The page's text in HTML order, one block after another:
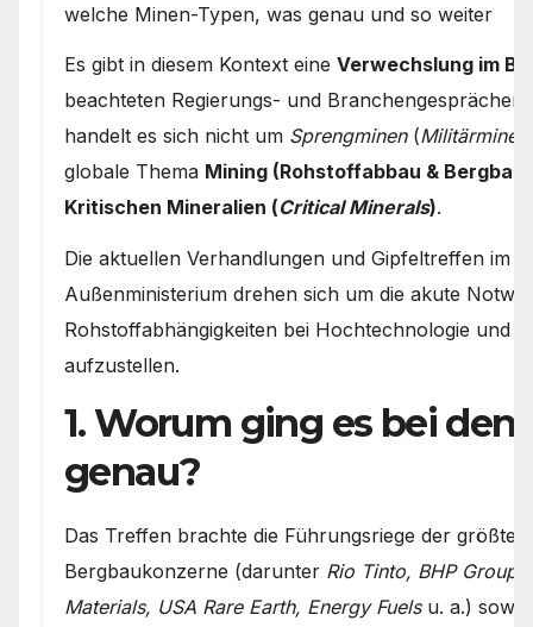
welche Minen-Typen, was genau und so weiter
Es gibt in diesem Kontext eine Verwechslung im
beachteten Regierungs- und Branchengesprächen
handelt es sich nicht um Sprengminen(Militärminen
globale Thema Mining (Rohstoffabbau & Bergbau)
Kritischen Mineralien (Critical Minerals).
Die aktuellen Verhandlungen und Gipfeltreffen im
Außenministerium drehen sich um die akute
Rohstoffabhängigkeiten bei Hochtechnologie und
aufzustellen.
1. Worum ging es bei den
genau?
Das Treffen brachte die Führungsriege der
Bergbaukonzerne (darunter Rio Tinto, BHP
Materials, USA Rare Earth, Energy Fuelsu. a.)